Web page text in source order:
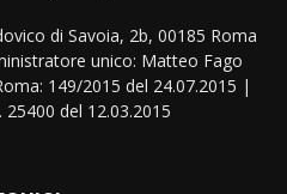
di Savoia, 2b, 00185 Roma
unico: Matteo Fago
149/2015 del 24.07.2015 |
25400 del 12.03.2015